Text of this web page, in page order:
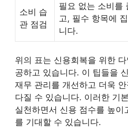
소비 습
관 점검
필요 없는 소비를
고, 필수 항목에
니다.
위의 표는 신용회복을 위한
공하고 있습니다. 이 팁들을
재무 관리를 개선하고 더욱
다질 수 있습니다. 이러한 기
실천하면서 신용 점수를 높이
를 기대할 수 있습니다.